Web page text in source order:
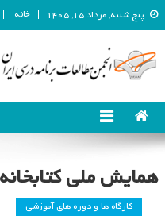
پنج شنبه, مرداد ۱۵, ۱۴۰۵ خانه
انجمن مطالعات
همایش ملی
کارگاه ها و دوره های آموزشی